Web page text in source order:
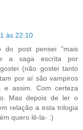
às 22:10
do post pensei "mais
a saga escrita por
(não gostei tanto
por aí são vampiros
e assim. Com certeza
Mas depois de ler o
relação a esta trilogia
quero lê-la- :)